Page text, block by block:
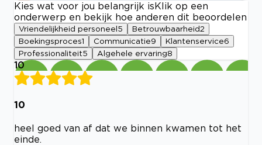
Kies wat voor jou belangrijk is Klik op een
onderwerp en bekijk hoe anderen dit beoordelen
Vriendelijkheid personeel 5 Betrouwbaarheid2
Boekingsproces1 Communicatie9 Klantenservice6
Professionaliteit5 Algehele ervaring8
10
10
heel goed van af dat we binnen kwamen tot het
einde.